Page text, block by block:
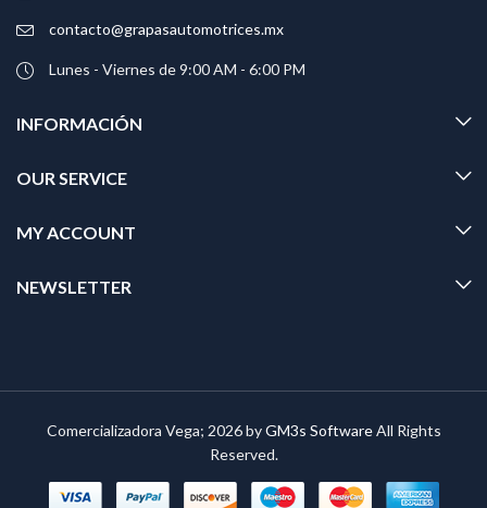
contacto@grapasautomotrices.mx
Lunes - Viernes de 9:00 AM - 6:00 PM
INFORMACIÓN
OUR SERVICE
MY ACCOUNT
NEWSLETTER
Comercializadora Vega; 2026 byGM3s SoftwareAll Rights
Reserved.